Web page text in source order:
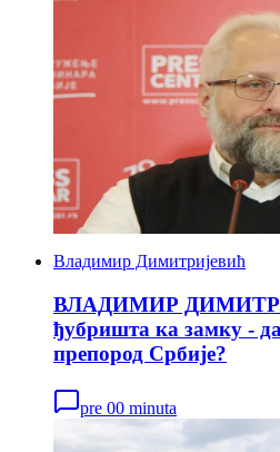
Владимир Димитријевић
ВЛАДИМИР
ђубришта ка замку -
препород Србије?
pre 00 minuta